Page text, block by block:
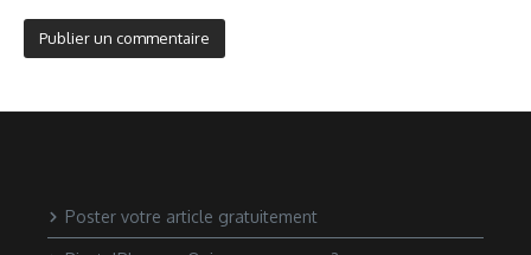
Poster votre article gratuitement